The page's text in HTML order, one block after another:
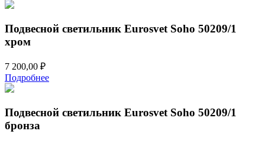
600,00 ₽.
Подвесной светильник Eurosvet Soho 50209/1
хром
7 200,00 ₽
Подробнее
Подвесной светильник Eurosvet Soho 50209/1
бронза